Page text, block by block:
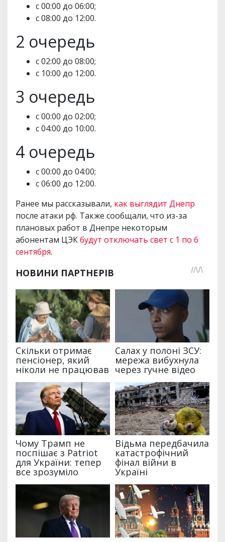
с 00:00 до 06:00;
с 08:00 до 12:00.
2 очередь
с 02:00 до 08:00;
с 10:00 до 12:00.
3 очередь
с 00:00 до 02:00;
с 04:00 до 10:00.
4 очередь
с 00:00 до 04:00;
с 06:00 до 12:00.
Ранее мы рассказывали, как выглядит Днепр
после атаки рф. Также сообщали, что из-за
плановых работ в Днепре некоторым
абонентам ЦЭКбудут отключать свет с 1 по 6
сентября.